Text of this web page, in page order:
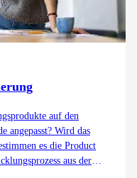
auf den
angepasst? Wird das
es die Product
aus der